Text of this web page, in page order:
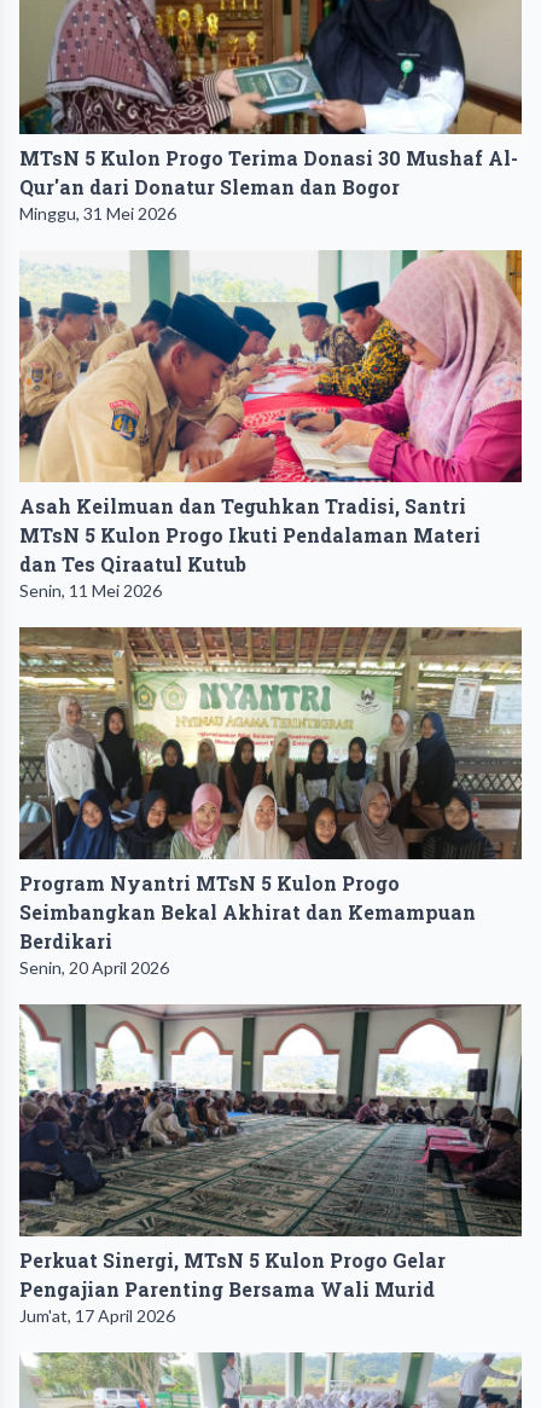
MTsN 5 Kulon Progo Terima Donasi 30 Mushaf Al-
Qur'an dari Donatur Sleman dan Bogor
Minggu, 31 Mei 2026
Asah Keilmuan dan Teguhkan Tradisi, Santri
MTsN 5 Kulon Progo Ikuti Pendalaman Materi
dan Tes Qiraatul Kutub
Senin, 11 Mei 2026
Program Nyantri MTsN 5 Kulon Progo
Seimbangkan Bekal Akhirat dan Kemampuan
Berdikari
Senin, 20 April 2026
Perkuat Sinergi, MTsN 5 Kulon Progo Gelar
Pengajian Parenting Bersama Wali Murid
Jum'at, 17 April 2026